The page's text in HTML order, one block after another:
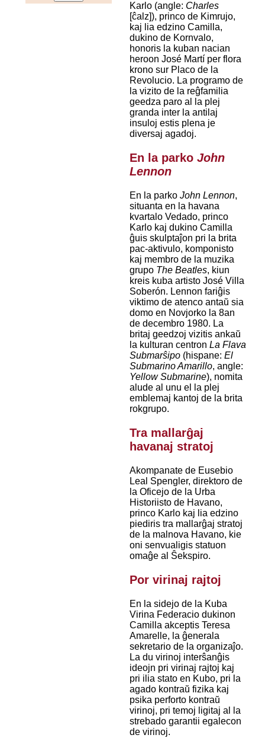
Karlo (angle: Charles
[ĉalz]), princo de Kimrujo,
kaj lia edzino Camilla,
dukino de Kornvalo,
honoris la kuban nacian
heroon José Martí per flora
krono sur Placo de la
Revolucio. La programo de
la vizito de la reĝfamilia
geedza paro al la plej
granda inter la antilaj
insuloj estis plena je
diversaj agadoj.
En la parko John
Lennon
En la parko John Lennon,
situanta en la havana
kvartalo Vedado, princo
Karlo kaj dukino Camilla
ĝuis skulptaĵon pri la brita
pac-aktivulo, komponisto
kaj membro de la muzika
grupo The Beatles, kiun
kreis kuba artisto José Villa
Soberón. Lennon fariĝis
viktimo de atenco antaŭ sia
domo en Novjorko la 8an
de decembro 1980. La
britaj geedzoj vizitis ankaŭ
la kulturan centron La Flava
Submarŝipo(hispane: El
Submarino Amarillo, angle:
Yellow Submarine), nomita
alude al unu el la plej
emblemaj kantoj de la brita
rokgrupo.
Tra mallarĝaj
havanaj stratoj
Akompanate de Eusebio
Leal Spengler, direktoro de
la Oficejo de la Urba
Historiisto de Havano,
princo Karlo kaj lia edzino
piediris tra mallarĝaj stratoj
de la malnova Havano, kie
oni senvualigis statuon
omaĝe al Ŝekspiro.
Por virinaj rajtoj
En la sidejo de la Kuba
Virina Federacio dukinon
Camilla akceptis Teresa
Amarelle, la ĝenerala
sekretario de la organizaĵo.
La du virinoj interŝanĝis
ideojn pri virinaj rajtoj kaj
pri ilia stato en Kubo, pri la
agado kontraŭ fizika kaj
psika perforto kontraŭ
virinoj, pri temoj ligitaj al la
strebado garantii egalecon
de virinoj.